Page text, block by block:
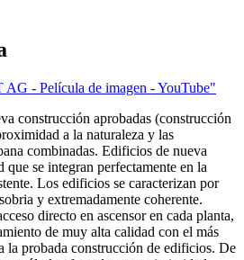
AG - Película de imagen - YouTube"
construcción aprobadas (construcción
a la naturaleza y las
combinadas. Edificios de nueva
se integran perfectamente en la
Los edificios se caracterizan por
y extremadamente coherente.
directo en ascensor en cada planta,
de muy alta calidad con el más
la probada construcción de edificios. De